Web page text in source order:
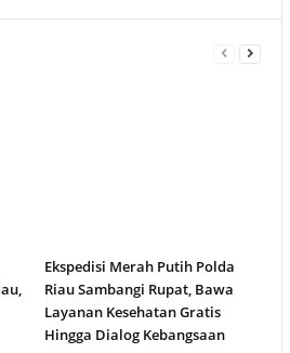
Ekspedisi Merah Putih Polda
Riau Sambangi Rupat, Bawa
Layanan Kesehatan Gratis
Hingga Dialog Kebangsaan